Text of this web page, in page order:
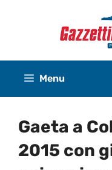
Menu
Gaeta a
2015 con